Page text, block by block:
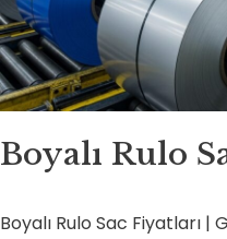
Boyalı Rulo
Boyalı Rulo Sac Fiyatları |